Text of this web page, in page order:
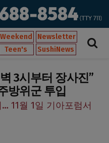
Weekend
Newsletter
Teen's
SushiNews
3시부터 장사진”
방위군 투입
11월 1일 기아포럼서